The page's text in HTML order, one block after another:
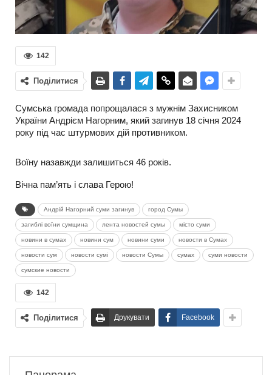
142
Поділитися
Сумська громада попрощалася з мужнім Захисником
України Андрієм Нагорним, який загинув 18 січня 2024
року під час штурмових дій противником.
Воїну назавжди залишиться 46 років.
Вічна пам’ять і слава Герою!
Андрій Нагорний суми загинув город Сумы
загиблі воїни сумщина лента новостей сумы місто суми
новини в сумах новини сум новини суми новости в Сумах
новости сум новости сумі новости Сумы сумах суми новости
сумские новости
142
Поділитися Друкувати Facebook